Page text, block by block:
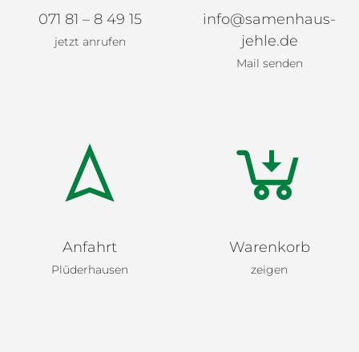
071 81 – 8 49 15
jetzt anrufen
info@samenhaus-
jehle.de
Mail senden
Anfahrt
Plüderhausen
Warenkorb
zeigen